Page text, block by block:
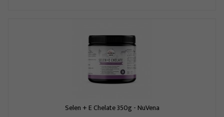
Selen + E Chelate 350g - NuVena